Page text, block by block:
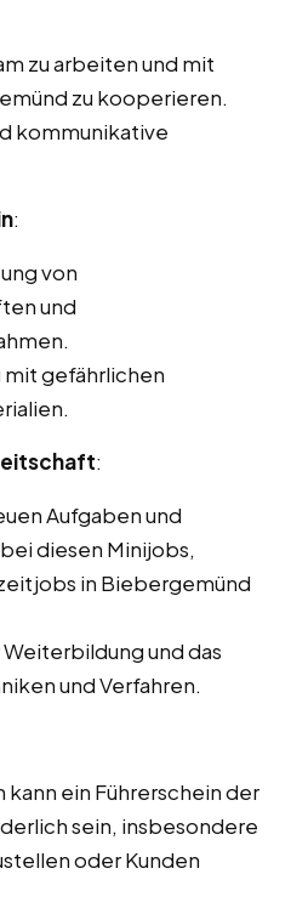
zu arbeiten und mit
zu kooperieren.
kommunikative
:
von
und
mit gefährlichen
:
Aufgaben und
diesen Minijobs,
in Biebergemünd
und das
und Verfahren.
ein Führerschein der
sein, insbesondere
oder Kunden